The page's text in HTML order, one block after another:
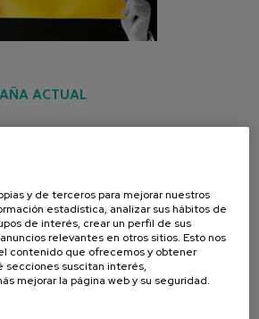
ACTUAL
y de terceros para mejorar nuestros
estadística, analizar sus hábitos de
de interés, crear un perfil de sus
relevantes en otros sitios. Esto nos
contenido que ofrecemos y obtener
secciones suscitan interés,
mejorar la página web y su seguridad.